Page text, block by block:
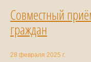
Совместный
граждан
28 февраля 2025 г.